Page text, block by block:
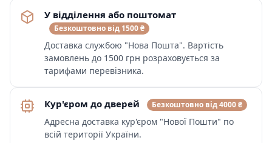
У відділення або поштомат
Безкоштовно від 1500 ₴
Доставка службою "Нова Пошта". Вартість
замовлень до 1500 грн розраховується за
тарифами перевізника.
Кур'єром до дверей Безкоштовно від 4000 ₴
Адресна доставка кур'єром "Нової Пошти" по
всій території України.